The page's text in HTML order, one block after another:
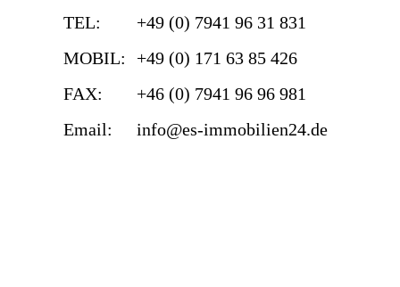
TEL:
+49 (0) 7941 96 31 831
MOBIL:
+49 (0) 171 63 85 426
FAX:
+46 (0) 7941 96 96 981
Email:
info@es-immobilien24.de